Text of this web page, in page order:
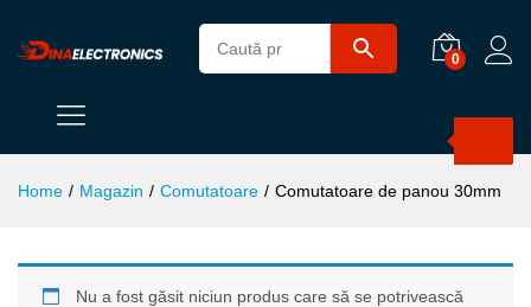
0
Home / Magazin / Comutatoare / Comutatoare de panou 30mm
Nu a fost găsit niciun produs care să se potrivească